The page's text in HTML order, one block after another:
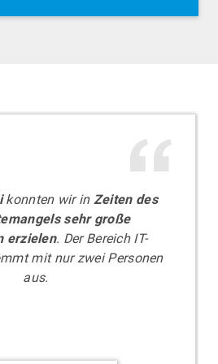
konnten wir in Zeiten des
sehr große
erzielen. Der Bereich IT-
mit nur zwei Personen
aus.
unsere baramundi-Welt